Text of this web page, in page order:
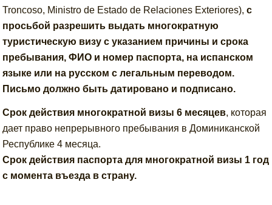
Troncoso, Ministro de Estado de Relaciones Exteriores),с
просьбой разрешить выдать многократную
туристическую визу с указанием причины и срока
пребывания, ФИО и номер паспорта, на испанском
языке или на русском с легальным переводом.
Письмо должно быть датировано и подписано.
Срок действия многократной визы 6 месяцев, которая
дает право непрерывного пребывания в Доминиканской
Республике 4 месяца.
Срок действия паспорта для многократной визы 1 год
с момента въезда в страну.